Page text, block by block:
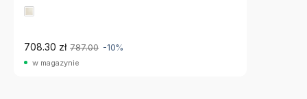
708.30 zł 787.00 -10%
w magazynie